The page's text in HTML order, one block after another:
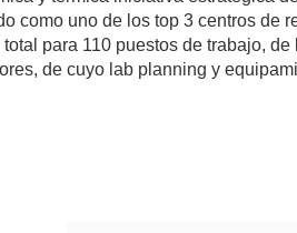
como uno de los top 3 centros de
para 110 puestos de trabajo,
de cuyo lab planning y